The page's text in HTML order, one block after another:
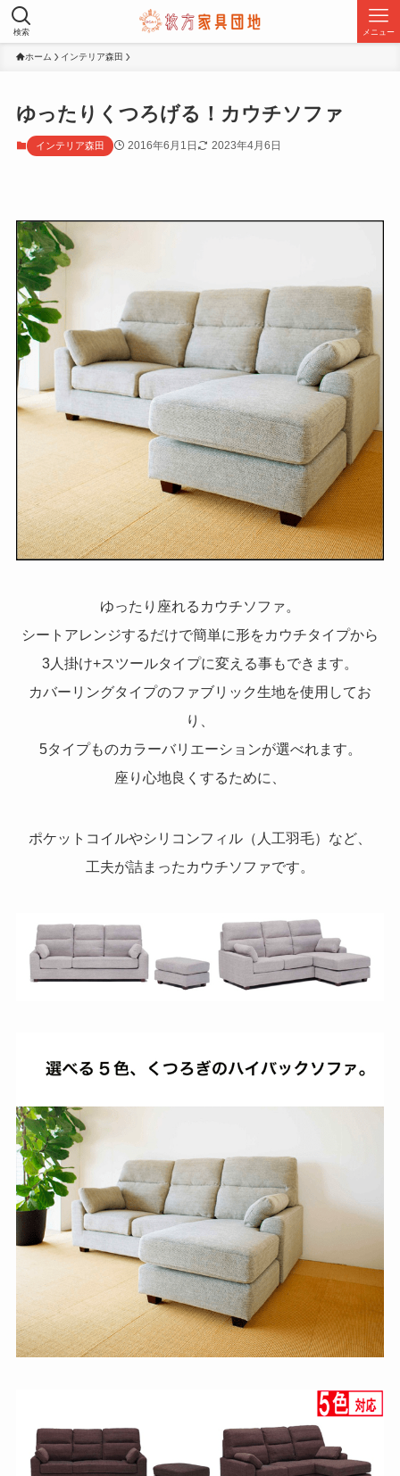
検索 メニュー
ホーム インテリア森田
ゆったりくつろげる！カウチソファ
インテリア森田 2016年6月1日 2023年4月6日
ゆったり座れるカウチソファ。
シートアレンジするだけで簡単に形をカウチタイプから
3人掛け+スツールタイプに変える事もできます。
カバーリングタイプのファブリック生地を使用してお
り、
5タイプものカラーバリエーションが選べれます。
座り心地良くするために、
ポケットコイルやシリコンフィル（人工羽毛）など、
工夫が詰まったカウチソファです。